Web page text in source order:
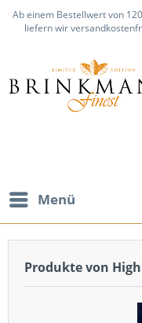
Ab einem Bestellwert von
liefern wir
Menü
Produkte von